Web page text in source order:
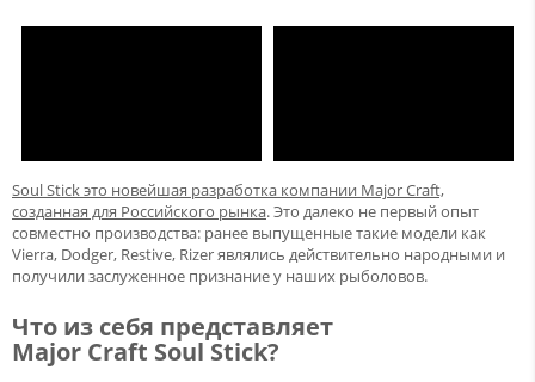
Soul Stick это новейшая разработка компании Major Craft,
созданная для Российского рынка. Это далеко не первый опыт
совместно производства: ранее выпущенные такие модели как
Vierra, Dodger, Restive, Rizer являлись действительно народными и
получили заслуженное признание у наших рыболовов.
Что из себя представляет
Major Craft Soul Stick?